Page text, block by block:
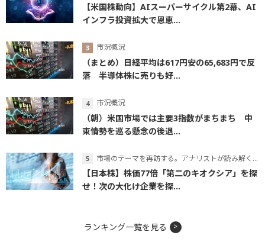
【米国株動向】AIスーパーサイクル第2幕、AI
インフラ投資拡大で恩恵...
市況概況
（まとめ）日経平均は617円安の65,683円で反
落 半導体株に売りも好...
市況概況
（朝）米国市場では主要3指数がまちまち 中
東情勢を巡る懸念の後退...
市場のテーマを再訪する。アナリストが読み解くテーマの本質
【日本株】株価77倍「第二のキオクシア」を探
せ！次の大化け企業を探...
ランキング一覧を見る